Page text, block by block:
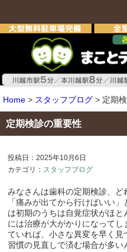
Home > スタッフブログ > 定期
定期検診の重要性
投稿日：2025年10月6日
カテゴリ： スタッフブログ
みなさんは歯科の定期検診、ど
「痛みが出てから行けばいい
は初期のうちは自覚症状がほ
には治療が大がかりになって
ていれば、小さな異変を早く
習慣の見直しで済む場合が多い